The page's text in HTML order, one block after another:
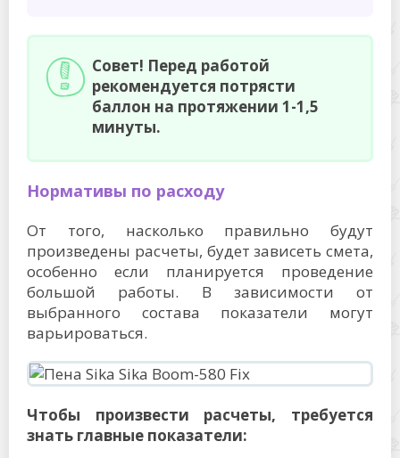
Совет! Перед работой
рекомендуется потрясти
баллон на протяжении 1-1,5
минуты.
Нормативы по расходу
От того, насколько правильно будут
произведены расчеты, будет зависеть смета,
особенно если планируется проведение
большой работы. В зависимости от
выбранного состава показатели могут
варьироваться.
Чтобы произвести расчеты, требуется
знать главные показатели: